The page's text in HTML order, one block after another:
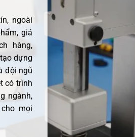
ngoài
giá
hàng,
dựng
đội ngũ
có trình
ngành,
mọi